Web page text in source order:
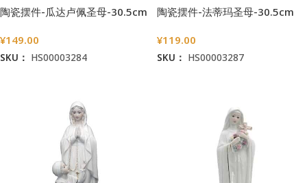
陶瓷摆件-瓜达卢佩圣母-30.5cm
¥149.00
SKU： HS00003284
陶瓷摆件-法蒂玛圣母-30.5cm
¥119.00
SKU： HS00003287